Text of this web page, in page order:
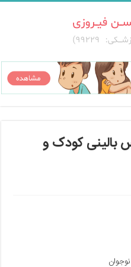
بالینی کودک و